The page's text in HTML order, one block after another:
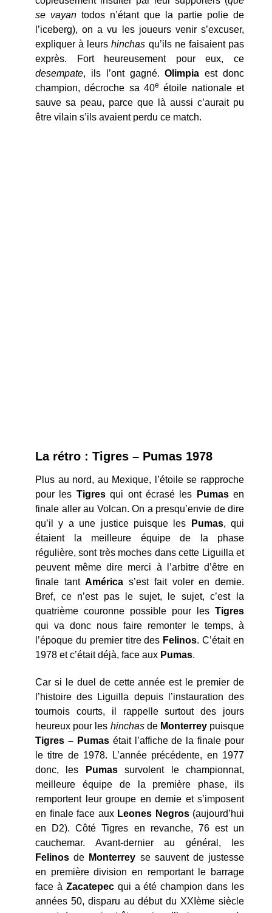
se vayan todos n’étant que la partie polie de
l’iceberg), on a vu les joueurs venir s’excuser,
expliquer à leurshinchas qu’ils ne faisaient pas
exprès. Fort heureusement pour eux, ce
desempate, ils l’ont gagné.Olimpia est donc
champion, décroche sa 40e étoile nationale et
sauve sa peau, parce que là aussi c’aurait pu
être vilain s’ils avaient perdu ce match.
La rétro : Tigres – Pumas 1978
Plus au nord, au Mexique, l’étoile se rapproche
pour les Tigresqui ont écrasé les Pumasen
finale aller au Volcan. On a presqu’envie de dire
qu’il y a une justice puisque les
Pumas, qui
étaient la meilleure équipe de la phase
régulière, sont très moches dans cette Liguilla et
peuvent même dire merci à l’arbitre d’être en
finale tantAmérica s’est fait voler en demie.
Bref, ce n’est pas le sujet, le sujet, c’est la
quatrième couronne possible pour les Tigres
qui va donc nous faire remonter le temps, à
l’époque du premier titre des Felinos. C’était en
1978 et c’était déjà, face aux Pumas.
Car si le duel de cette année est le premier de
l’histoire des Liguilla depuis l’instauration des
tournois courts, il rappelle surtout des jours
heureux pour les hinchasde Monterreypuisque
Tigres – Pumasétait l’affiche de la finale pour
le titre de 1978. L’année précédente, en 1977
donc, les
Pumassurvolent le championnat,
meilleure équipe de la première phase, ils
remportent leur groupe en demie et s’imposent
en finale face aux Leones Negros(aujourd’hui
en D2). Côté Tigres en revanche, 76 est un
cauchemar. Avant-dernier au général, les
Felinos de Monterrey se sauvent de justesse
en première division en remportant le barrage
face à Zacatepecqui a été champion dans les
années 50, disparu au début du XXIème siècle